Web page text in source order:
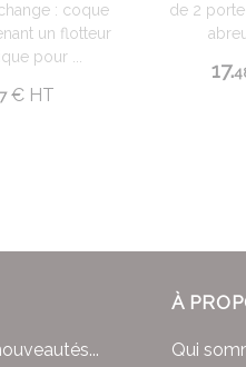
: coque
un flotteur
pour ...
€ HT
de 2
17.
À
Qui